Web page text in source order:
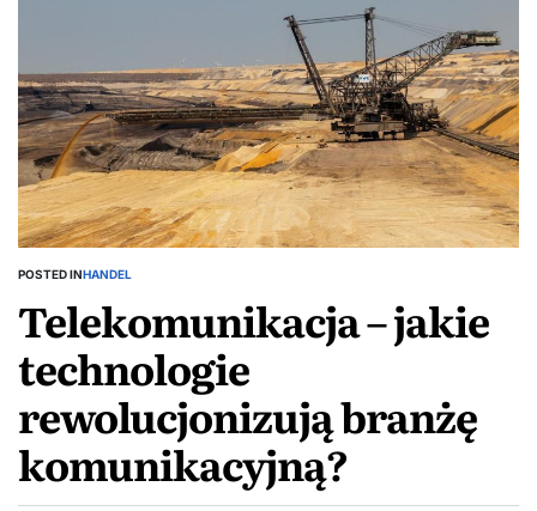
POSTED INHANDEL
Telekomunikacja – jakie
technologie
rewolucjonizują branżę
komunikacyjną?